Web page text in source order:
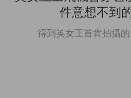
件意想不到
得到英女王首肯拍攝